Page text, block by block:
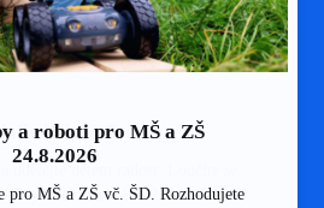
a roboti pro MŠ a ZŠ
24.8.2026
pro MŠ a ZŠ vč. ŠD. Rozhodujete
kulatá 7cm
třídy? Pořádáte tábor? Narozeniny?
letokruh 7cm
třídy? Pořádáte tábor? Narozeniny?